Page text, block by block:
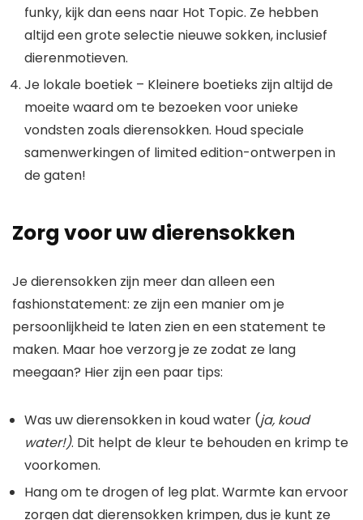
funky, kijk dan eens naar Hot Topic. Ze hebben
altijd een grote selectie nieuwe sokken, inclusief
dierenmotieven.
Je lokale boetiek – Kleinere boetieks zijn altijd de
moeite waard om te bezoeken voor unieke
vondsten zoals dierensokken. Houd speciale
samenwerkingen of limited edition-ontwerpen in
de gaten!
Zorg voor uw dierensokken
Je dierensokken zijn meer dan alleen een
fashionstatement: ze zijn een manier om je
persoonlijkheid te laten zien en een statement te
maken. Maar hoe verzorg je ze zodat ze lang
meegaan? Hier zijn een paar tips:
Was uw dierensokken in koud water (ja, koud
water!). Dit helpt de kleur te behouden en krimp te
voorkomen.
Hang om te drogen of leg plat. Warmte kan ervoor
zorgen dat dierensokken krimpen, dus je kunt ze